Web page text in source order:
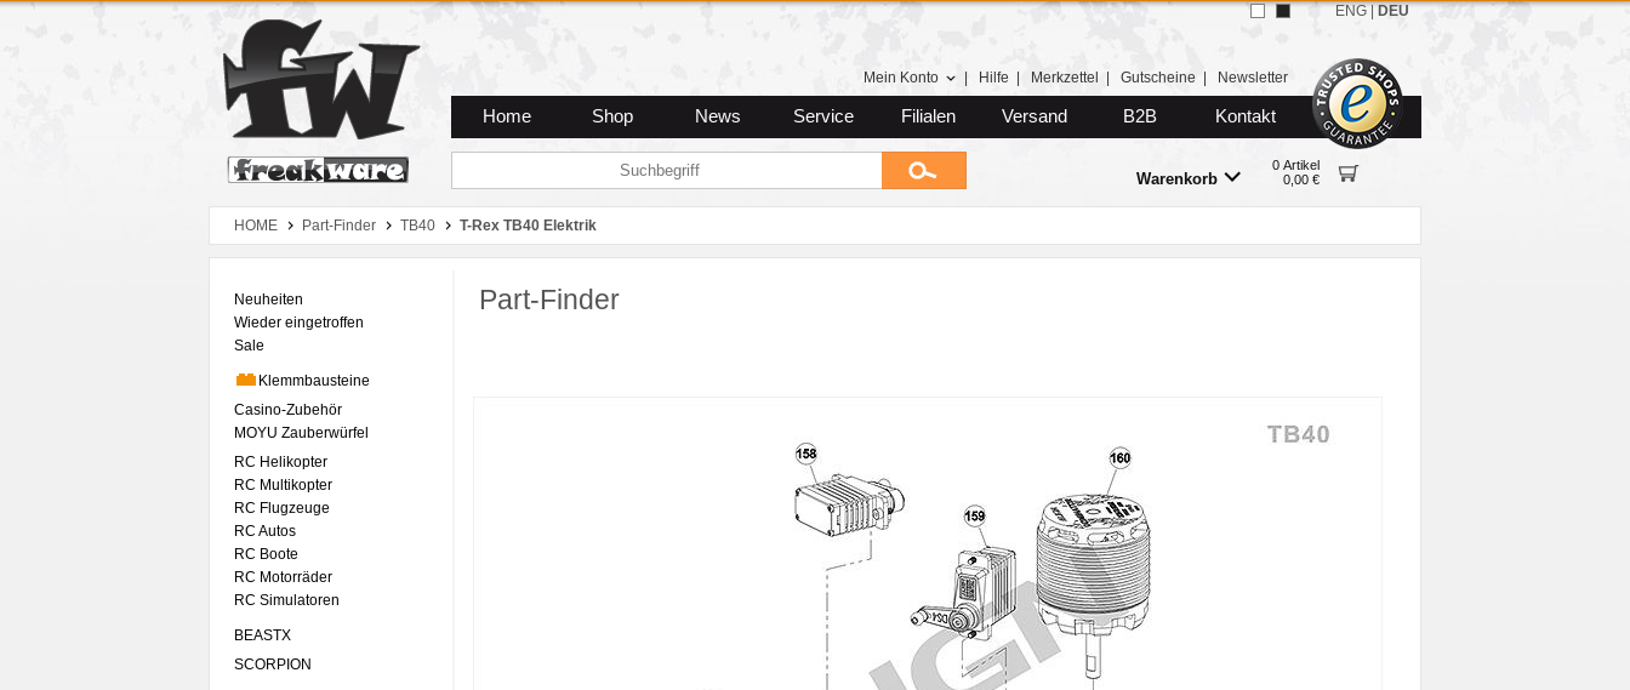
Zum Hauptmenue
Zum Seiteninhalt
Zum Warenkob
Mein Konto Hilfe Merkzettel Gutscheine Newsletter
Home Shop News Service Filialen Versand B2B Kontakt
Warenkorb
0 Artikel
0,00 €
ENG DEU
HOME Part-Finder TB40 T-Rex TB40 Elektrik
Neuheiten
Wieder eingetroffen
Sale
Klemmbausteine
Casino-Zubehör
MOYU Zauberwürfel
RC Helikopter
RC Multikopter
RC Flugzeuge
RC Autos
RC Boote
RC Motorräder
RC Simulatoren
BEASTX
SCORPION
Part-Finder